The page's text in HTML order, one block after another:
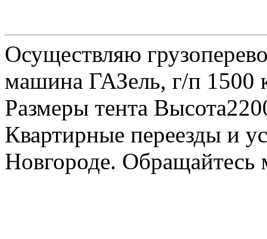
Осуществляю
машина ГАЗель, г/п 1500
Размеры тента
Квартирные переезды и
Новгороде.